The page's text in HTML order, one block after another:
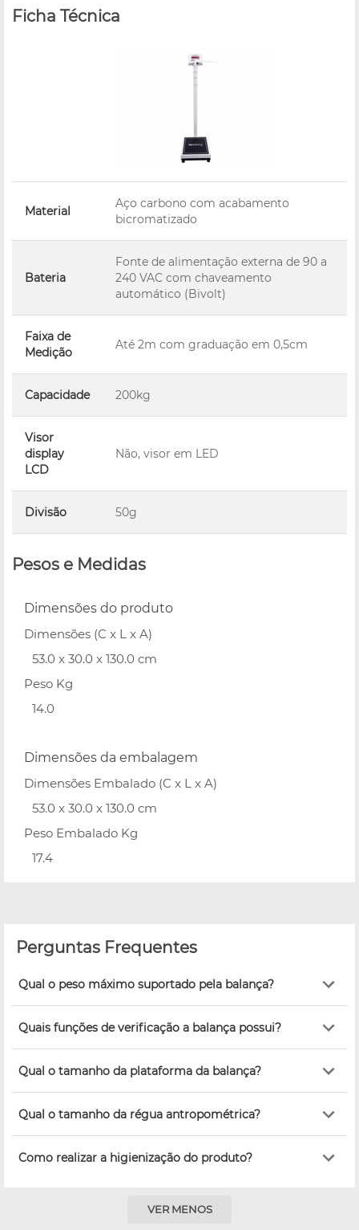
Ficha Técnica
Material
Aço carbono com acabamento
bicromatizado
Bateria
Fonte de alimentação externa de 90 a
240 VAC com chaveamento
automático (Bivolt)
Faixa de
Medição
Até 2m com graduação em 0,5cm
Capacidade 200kg
Visor
display
LCD
Não, visor em LED
Divisão 50g
Pesos e Medidas
Dimensões do produto
Dimensões (C x L x A)
53.0 x 30.0 x 130.0 cm
Peso Kg
14.0
Dimensões da embalagem
Dimensões Embalado (C x L x A)
53.0 x 30.0 x 130.0 cm
Peso Embalado Kg
17.4
Perguntas Frequentes
Qual o peso máximo suportado pela balança?
Quais funções de verificação a balança possui?
Qual o tamanho da plataforma da balança?
Qual o tamanho da régua antropométrica?
Como realizar a higienização do produto?
VER MENOS